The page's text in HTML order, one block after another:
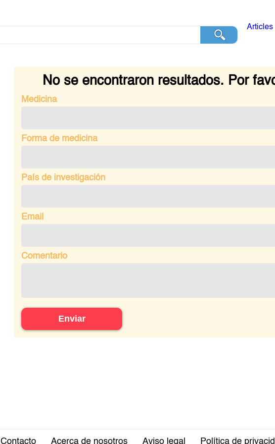
Articles
No se encontraron resultados. Por
Medicina
Forma de medicina
País de investigación
Email
Comentario
Enviar
Contacto Acerca de nosotros Aviso legal Política de